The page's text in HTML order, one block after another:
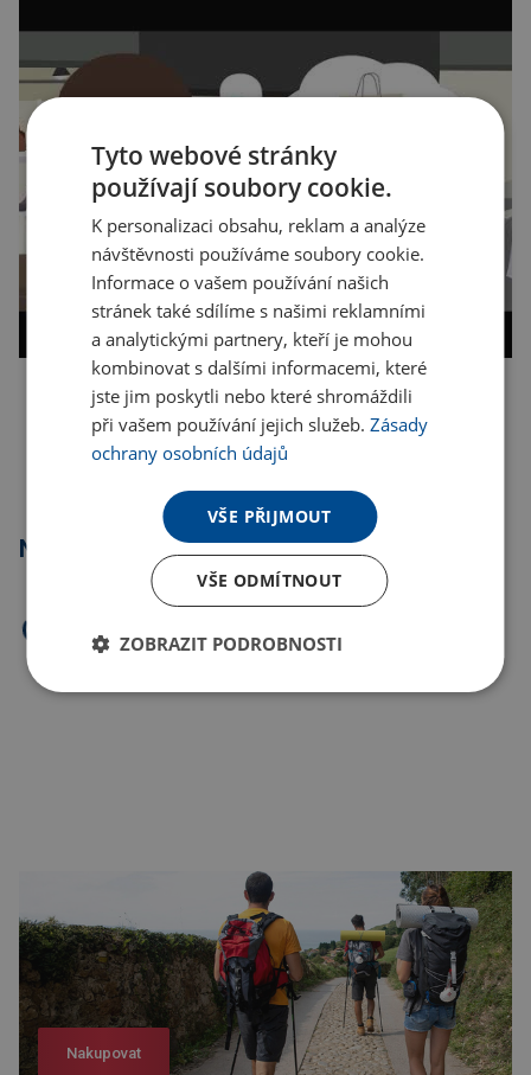
Kopírovat odkaz
Nejprodávanější
Nakupovat
Tyto webové stránky
používají soubory cookie.
K personalizaci obsahu, reklam a analýze
návštěvnosti používáme soubory cookie.
Informace o vašem používání našich
stránek také sdílíme s našimi reklamními
a analytickými partnery, kteří je mohou
kombinovat s dalšími informacemi, které
jste jim poskytli nebo které shromáždili
při vašem používání jejich služeb.Zásady
ochrany osobních údajů
VŠE PŘIJMOUT
VŠE ODMÍTNOUT
ZOBRAZIT PODROBNOSTI